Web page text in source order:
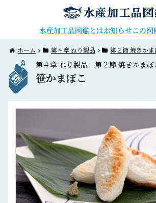
水産加工品図鑑とはお知らせこの
ホーム 第４章 ねり製品 第２節 焼きかま
第４章 ねり製品 第２節 焼きかまぼ
笹かまぼこ